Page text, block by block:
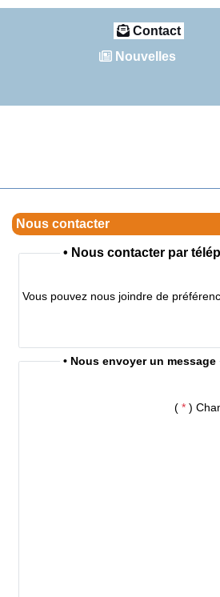
Contact
Nouvelles
Nous contacter
• Nous contacter par
Vous pouvez nous joindre de
• Nous envoyer un message
( *)